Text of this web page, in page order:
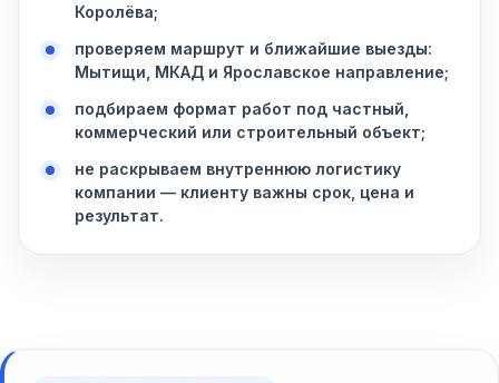
Королёва;
проверяем маршрут и ближайшие выезды:
Мытищи, МКАД и Ярославское направление;
подбираем формат работ под частный,
коммерческий или строительный объект;
не раскрываем внутреннюю логистику
компании — клиенту важны срок, цена и
результат.